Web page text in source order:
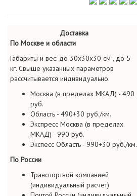
Доставка
По Москве и области
Габариты и вес: до 30х30х30 см , до 5
кг. Свыше указанных параметров
рассчитывается индивидуально.
Москва (в пределах МКАД) - 490
руб.
Область - 490+30 руб./км.
Экспресс Москва (в пределах
МКАД) - 990 руб.
Экспесс Область - 990+30 руб./км.
По России
Транспортной компанией
(индивидуальный расчет)